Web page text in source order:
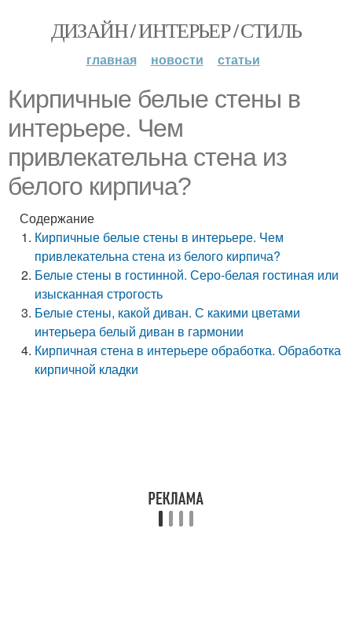
ДИЗАЙН / ИНТЕРЬЕР / СТИЛЬ
главная новости статьи
Кирпичные белые стены в
интерьере. Чем
привлекательна стена из
белого кирпича?
Содержание
Кирпичные белые стены в интерьере. Чем
привлекательна стена из белого кирпича?
Белые стены в гостинной. Серо-белая гостиная или
изысканная строгость
Белые стены, какой диван. С какими цветами
интерьера белый диван в гармонии
Кирпичная стена в интерьере обработка. Обработка
кирпичной кладки